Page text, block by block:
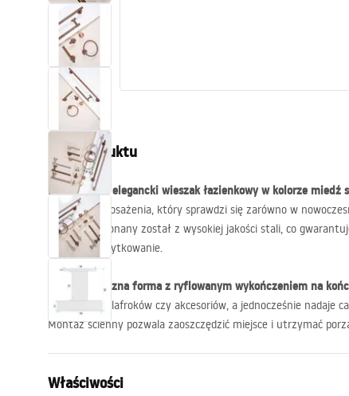
Baterie
Natryski
Kuchnia
Akcesoria i meble łazienkowe
Opis produktu
Praktyczny i elegancki wieszak łazienkowy w kolorze miedź
element wyposażenia, który sprawdzi się zarówno w
wnętrz. Wykonany został z wysokiej jakości stali, co
codzienne użytkowanie.
Minimalistyczna forma z ryflowanym wykończeniem na
ręczników, szlafroków czy akcesoriów, a jednocześnie nadaje
Montaż ścienny pozwala zaoszczędzić miejsce i utrzymać
Właściwości